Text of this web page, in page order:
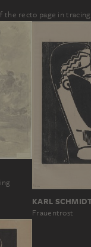
the recto page in tracing
KARL
Frauentrost